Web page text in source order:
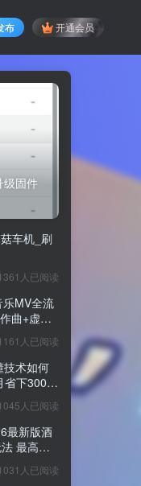
布 开通会员
级固件
车机_刷
1361人已阅读
乐MV全流
曲+虚拟
1161人已阅读
技术如何
省下3000
示
1045人已阅读
最新版酒
最高单
1031人已阅读